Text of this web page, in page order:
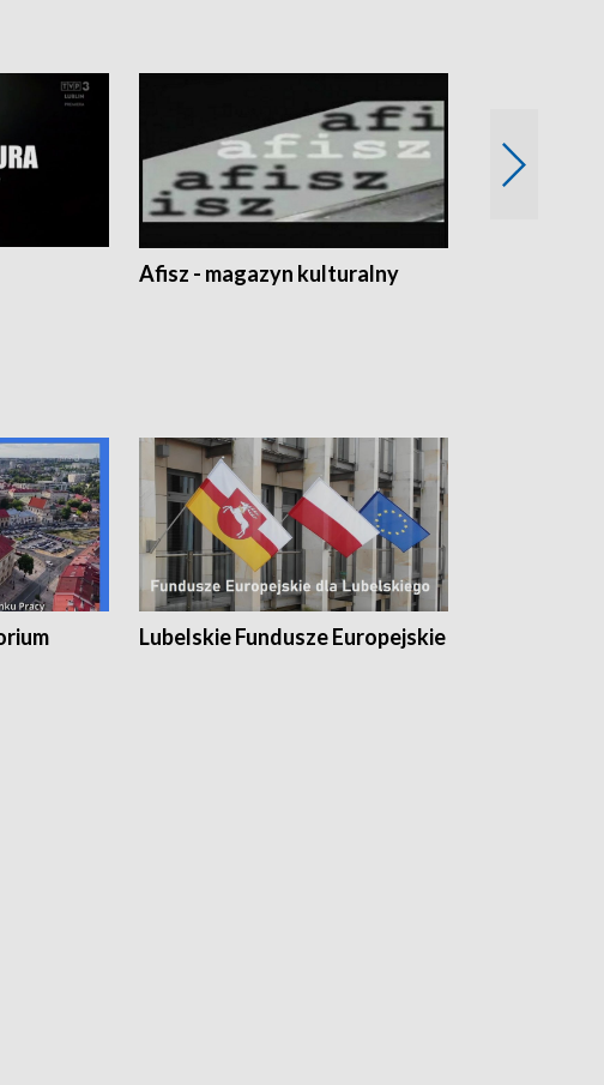
Afisz - magazyn kulturalny
Lubelskie Fundusze Europejskie